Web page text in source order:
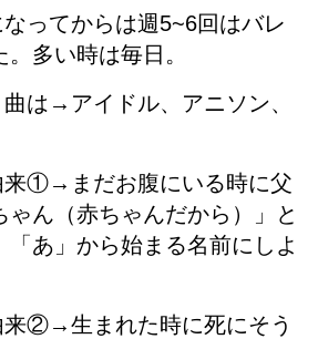
ってからは週5~6回はバレ
多い時は毎日。
は→アイドル、アニソン、
来①→まだお腹にいる時に父
ゃん（赤ちゃんだから）」と
「あ」から始まる名前にしよ
来②→生まれた時に死にそう